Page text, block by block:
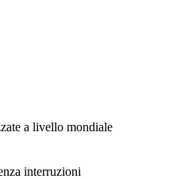
a livello mondiale
interruzioni